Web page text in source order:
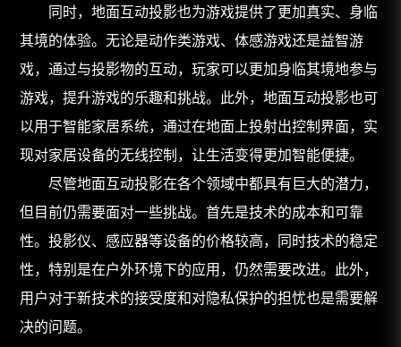
同时，地面互动投影也为游戏提供了更加真实、身临
其境的体验。无论是动作类游戏、体感游戏还是益智游
戏，通过与投影物的互动，玩家可以更加身临其境地参与
游戏，提升游戏的乐趣和挑战。此外，地面互动投影也可
以用于智能家居系统，通过在地面上投射出控制界面，实
现对家居设备的无线控制，让生活变得更加智能便捷。
尽管地面互动投影在各个领域中都具有巨大的潜力，
但目前仍需要面对一些挑战。首先是技术的成本和可靠
性。投影仪、感应器等设备的价格较高，同时技术的稳定
性，特别是在户外环境下的应用，仍然需要改进。此外，
用户对于新技术的接受度和对隐私保护的担忧也是需要解
决的问题。